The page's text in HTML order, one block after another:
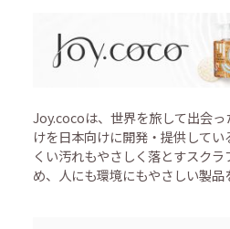
Joy.cocoは、世界を旅して出会
けを日本向けに開発・提供して
くい汚れもやさしく落とすスク
め、人にも環境にもやさしい製品